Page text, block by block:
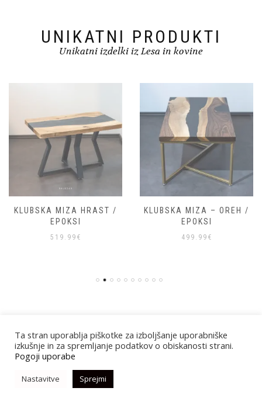
UNIKATNI PRODUKTI
Unikatni izdelki iz Lesa in kovine
KLUBSKA MIZA HRAST /
EPOKSI
519.99 €
KLUBSKA MIZA – OREH /
EPOKSI
499.99 €
Ta stran uporablja piškotke za izboljšanje uporabniške
izkušnje in za spremljanje podatkov o obiskanosti strani.
Pogoji uporabe
Nastavitve Sprejmi